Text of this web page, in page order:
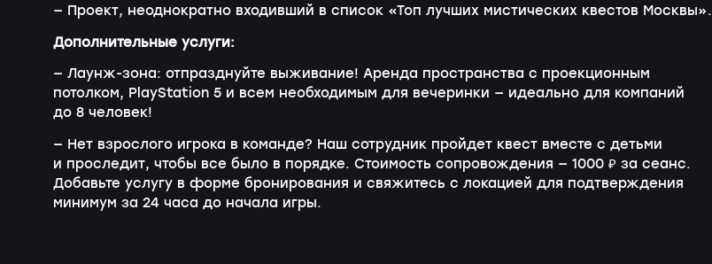
— Проект, неоднократно входивший в список «Топ лучших мистических квестов Москвы».
Дополнительные услуги:
— Лаунж-зона: отпразднуйте выживание! Аренда пространства с проекционным
потолком, PlayStation 5 и всем необходимым для вечеринки — идеально для компаний
до 8 человек!
— Нет взрослого игрока в команде? Наш сотрудник пройдет квест вместе с детьми
и проследит, чтобы все было в порядке. Стоимость сопровождения — 1000 ₽ за сеанс.
Добавьте услугу в форме бронирования и свяжитесь с локацией для подтверждения
минимум за 24 часа до начала игры.